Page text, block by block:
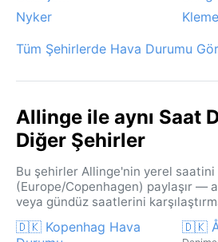
Nyker
Tüm Şehirlerde Hava Durumu
Allinge ile aynı Saat
Diğer Şehirler
Bu şehirler Allinge'nin yerel saatini
(Europe/Copenhagen) paylaşır —
veya gündüz saatlerini
🇩🇰 Kopenhag Hava
🇩🇰